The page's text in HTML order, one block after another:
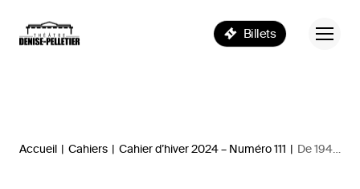
Billets
Accueil | Cahiers | Cahier d’hiver 2024 – Numéro 111 | De 1945 à 2020 – La ménagerie de verre